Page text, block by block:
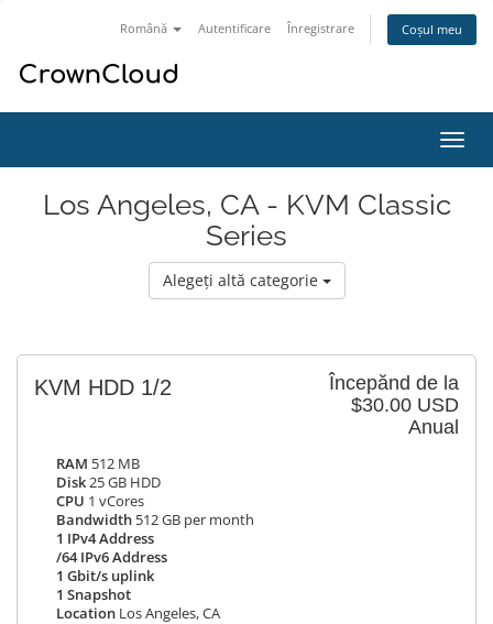
Română Autentificare Înregistrare Coșul meu
Los Angeles, CA - KVM Classic
Series
Alegeți altă categorie
Începănd de la
$30.00 USD
Anual
KVM HDD 1/2
RAM 512 MB
Disk25 GB HDD
CPU 1 vCores
Bandwidth 512 GB per month
1 IPv4 Address
/64 IPv6 Address
1 Gbit/s uplink
1 Snapshot
Location Los Angeles, CA